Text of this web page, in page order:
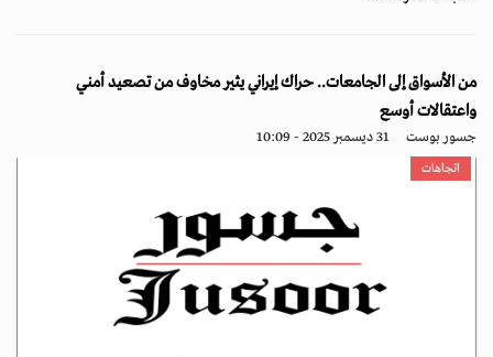
من الأسواق إلى الجامعات.. حراك إيراني يثير مخاوف من تصعيد أمني
واعتقالات أوسع
جسور بوست 31 ديسمبر 2025 - 10:09
اتجاهات